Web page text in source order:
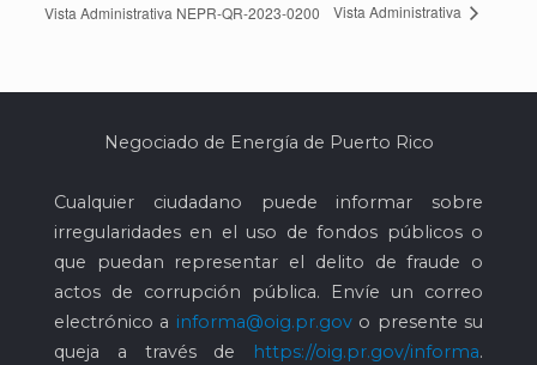
Vista Administrativa NEPR-QR-2023-0200
Vista Administrativa
Negociado de Energía de Puerto Rico
Cualquier ciudadano puede informar sobre
irregularidades en el uso de fondos públicos o
que puedan representar el delito de fraude o
actos de corrupción pública. Envíe un correo
electrónico a informa@oig.pr.govo presente su
queja a través de
https://oig.pr.gov/informa.